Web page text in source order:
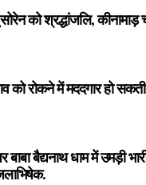
को श्रद्धांजलि, कीनामाड़
को रोकने में मददगार हो
बाबा बैद्यनाथ धाम में उमड़ी